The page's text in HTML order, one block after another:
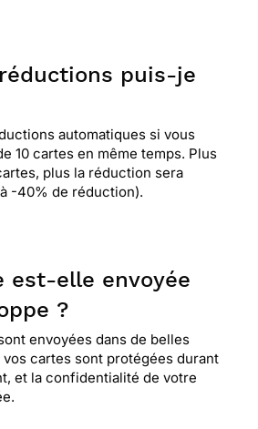
: La couleur festive, la
2012 : Une jolie carte noel dorée
dorée, avec un sapin, et pas
genre joyeux noel.
2011 : Gaie et sans mention
à une personne qui
là.
puis-je
automatiques si vous
10 cartes en même temps. Plus
plus la réduction sera
-40% de réduction).
est-elle envoyée
?
envoyées dans de belles
cartes sont protégées durant
et la confidentialité de votre